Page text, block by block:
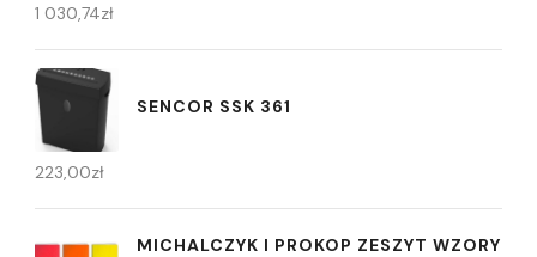
1 030,74zł
SENCOR SSK 361
223,00zł
MICHALCZYK I PROKOP ZESZYT WZORY